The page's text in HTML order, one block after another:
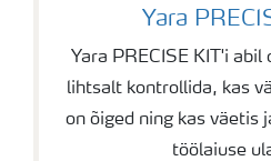
Yara
Yara PRECISE KIT'i
lihtsalt kontrollida, kas
on õiged ning kas väetis
töölaiuse